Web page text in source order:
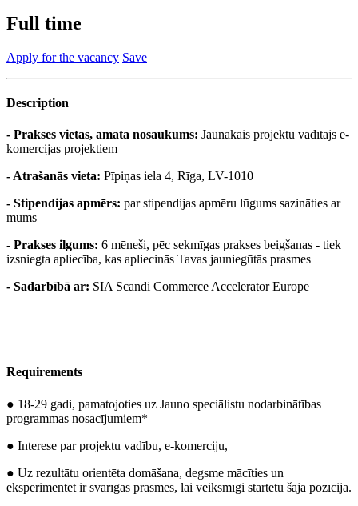
Full time
Apply for the vacancy Save
Description
- Prakses vietas, amata nosaukums: Jaunākais projektu vadītājs e-
komercijas projektiem
- Atrašanās vieta: Pīpiņas iela 4, Rīga, LV-1010
- Stipendijas apmērs: par stipendijas apmēru lūgums sazināties ar
mums
- Prakses ilgums: 6 mēneši, pēc sekmīgas prakses beigšanas - tiek
izsniegta apliecība, kas apliecinās Tavas jauniegūtās prasmes
- Sadarbībā ar: SIA Scandi Commerce Accelerator Europe
Requirements
● 18-29 gadi, pamatojoties uz Jauno speciālistu nodarbinātības
programmas nosacījumiem*
● Interese par projektu vadību, e-komerciju,
● Uz rezultātu orientēta domāšana, degsme mācīties un
eksperimentēt ir svarīgas prasmes, lai veiksmīgi startētu šajā pozīcijā.